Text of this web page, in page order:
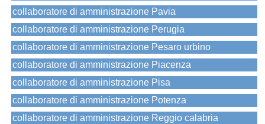
collaboratore di amministrazione Pavia
collaboratore di amministrazione Perugia
collaboratore di amministrazione Pesaro urbino
collaboratore di amministrazione Piacenza
collaboratore di amministrazione Pisa
collaboratore di amministrazione Potenza
collaboratore di amministrazione Reggio calabria